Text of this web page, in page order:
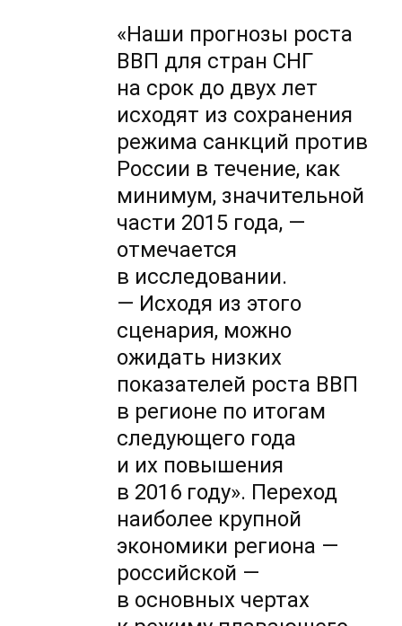
«Наши прогнозы роста
ВВП для стран СНГ
на срок до двух лет
исходят из сохранения
режима санкций против
России в течение, как
минимум, значительной
части 2015 года, —
отмечается
в исследовании.
— Исходя из этого
сценария, можно
ожидать низких
показателей роста ВВП
в регионе по итогам
следующего года
и их повышения
в 2016 году». Переход
наиболее крупной
экономики региона —
российской —
в основных чертах